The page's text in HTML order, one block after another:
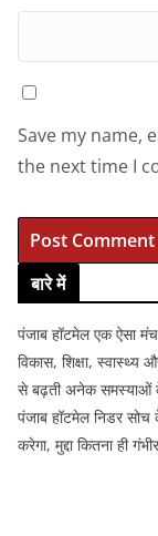
Save my name,
the next time I
बारे में
पंजाब हॉटमेल एक ऐसा
विकास, शिक्षा, स्वास्थ्य
से बढ़ती अनेक समस्याओं
पंजाब हॉटमेल निडर सोच
करेगा, मुद्दा कितना ही